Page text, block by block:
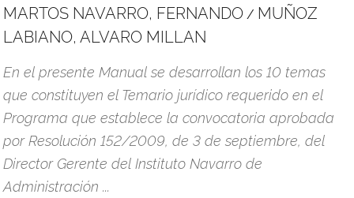
MARTOS NAVARRO, FERNANDO/ MUÑOZ
LABIANO, ALVARO MILLAN
En el presente Manual se desarrollan los 10 temas
que constituyen el Temario jurídico requerido en el
Programa que establece la convocatoria aprobada
por Resolución 152/2009, de 3 de septiembre, del
Director Gerente del Instituto Navarro de
Administración ...